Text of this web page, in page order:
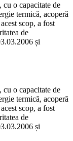
cu o capacitate de
termică, acoperă
scop, a fost
de
și
cu o capacitate de
termică, acoperă
scop, a fost
de
și